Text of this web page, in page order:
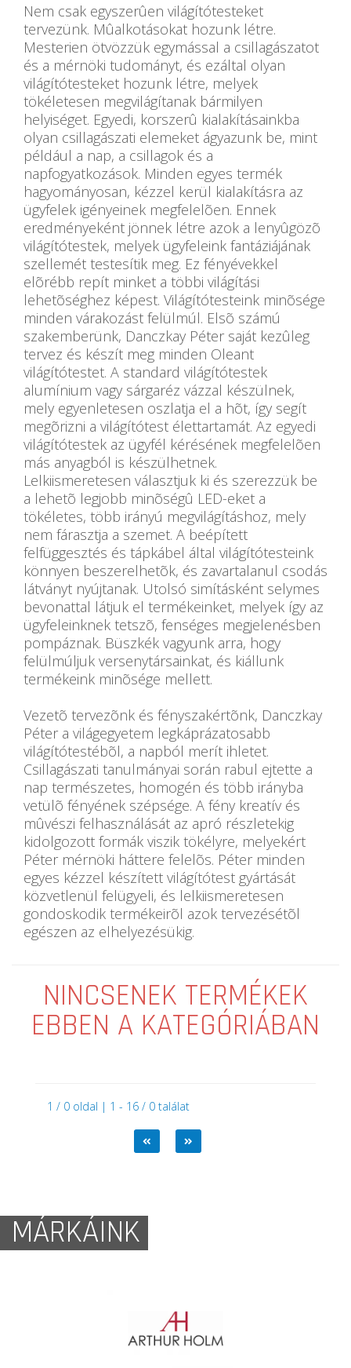
Nem csak egyszerûen világítótesteket
tervezünk. Mûalkotásokat hozunk létre.
Mesterien ötvözzük egymással a csillagászatot
és a mérnöki tudományt, és ezáltal olyan
világítótesteket hozunk létre, melyek
tökéletesen megvilágítanak bármilyen
helyiséget. Egyedi, korszerû kialakításainkba
olyan csillagászati elemeket ágyazunk be, mint
például a nap, a csillagok és a
napfogyatkozások. Minden egyes termék
hagyományosan, kézzel kerül kialakításra az
ügyfelek igényeinek megfelelõen. Ennek
eredményeként jönnek létre azok a lenyûgözõ
világítótestek, melyek ügyfeleink fantáziájának
szellemét testesítik meg. Ez fényévekkel
elõrébb repít minket a többi világítási
lehetõséghez képest. Világítótesteink minõsége
minden várakozást felülmúl. Elsõ számú
szakemberünk, Danczkay Péter saját kezûleg
tervez és készít meg minden Oleant
világítótestet. A standard világítótestek
alumínium vagy sárgaréz vázzal készülnek,
mely egyenletesen oszlatja el a hõt, így segít
megõrizni a világítótest élettartamát. Az egyedi
világítótestek az ügyfél kérésének megfelelõen
más anyagból is készülhetnek.
Lelkiismeretesen választjuk ki és szerezzük be
a lehetõ legjobb minõségû LED-eket a
tökéletes, több irányú megvilágításhoz, mely
nem fárasztja a szemet. A beépített
felfüggesztés és tápkábel által világítótesteink
könnyen beszerelhetõk, és zavartalanul csodás
látványt nyújtanak. Utolsó simításként selymes
bevonattal látjuk el termékeinket, melyek így az
ügyfeleinknek tetszõ, fenséges megjelenésben
pompáznak. Büszkék vagyunk arra, hogy
felülmúljuk versenytársainkat, és kiállunk
termékeink minõsége mellett.
Vezetõ tervezõnk és fényszakértõnk, Danczkay
Péter a világegyetem legkáprázatosabb
világítótestébõl, a napból merít ihletet.
Csillagászati tanulmányai során rabul ejtette a
nap természetes, homogén és több irányba
vetülõ fényének szépsége. A fény kreatív és
mûvészi felhasználását az apró részletekig
kidolgozott formák viszik tökélyre, melyekért
Péter mérnöki háttere felelõs. Péter minden
egyes kézzel készített világítótest gyártását
közvetlenül felügyeli, és lelkiismeretesen
gondoskodik termékeirõl azok tervezésétõl
egészen az elhelyezésükig.
NINCSENEK TERMÉKEK
EBBEN A KATEGÓRIÁBAN
1 / 0 oldal | 1 - 16 / 0 találat
MÁRKÁINK